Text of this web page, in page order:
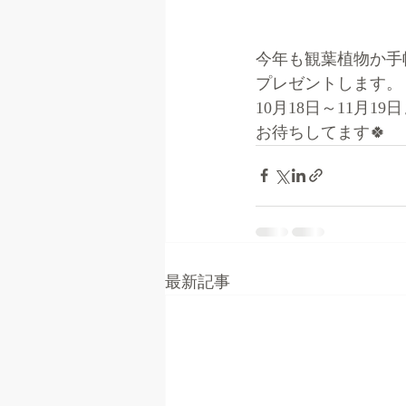
今年も観葉植物か手
プレゼントします。
10月18日～11月19
お待ちしてます🍀
最新記事